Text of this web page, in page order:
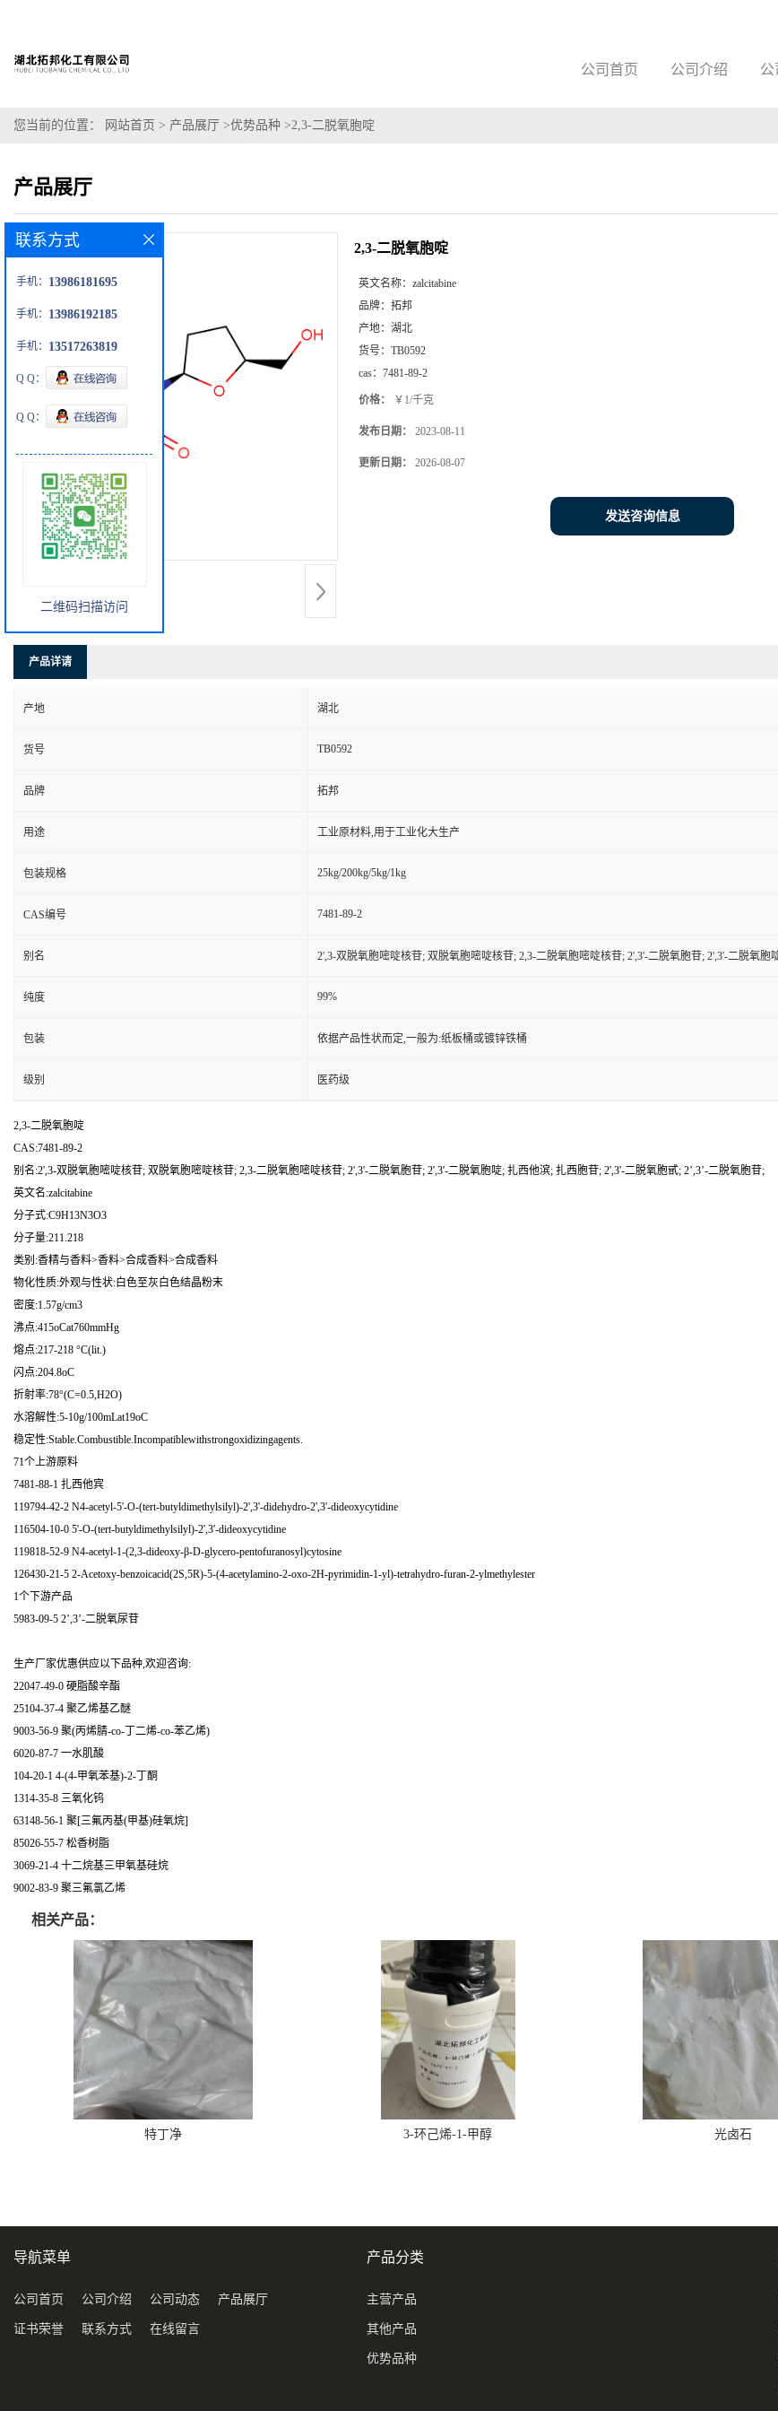
公司首页 公司介绍 公
您当前的位置： 网站首页 > 产品展厅 >优势品种 >2,3-二脱氧胞啶
产品展厅
2,3-二脱氧胞啶
英文名称： zalcitabine
品牌： 拓邦
产地： 湖北
货号： TB0592
cas： 7481-89-2
价格： ￥1/千克
发布日期： 2023-08-11
更新日期： 2026-08-07
发送咨询信息
产品详请
产地 湖北
货号 TB0592
品牌 拓邦
用途 工业原材料,用于工业化大生产
包装规格 25kg/200kg/5kg/1kg
CAS编号 7481-89-2
别名 2',3-双脱氧胞嘧啶核苷; 双脱氧胞嘧啶核苷; 2,3-二脱氧胞嘧啶核苷; 2',3'-二脱氧胞苷; 2',3'-二脱氧胞
纯度 99%
包装 依据产品性状而定,一般为:纸板桶或镀锌铁桶
级别 医药级
2,3-二脱氧胞啶
CAS:7481-89-2
别名:2',3-双脱氧胞嘧啶核苷; 双脱氧胞嘧啶核苷; 2,3-二脱氧胞嘧啶核苷; 2',3'-二脱氧胞苷; 2',3'-二脱氧胞啶; 扎西他滨; 扎西胞苷; 2',3'-二脱氧胞甙; 2’,3’-二脱氧胞苷;
英文名:zalcitabine
分子式:C9H13N3O3
分子量:211.218
类别:香精与香料>香料>合成香料>合成香料
物化性质:外观与性状:白色至灰白色结晶粉末
密度:1.57g/cm3
沸点:415oCat760mmHg
熔点:217-218 °C(lit.)
闪点:204.8oC
折射率:78°(C=0.5,H2O)
水溶解性:5-10g/100mLat19oC
稳定性:Stable.Combustible.Incompatiblewithstrongoxidizingagents.
71个上游原料
7481-88-1 扎西他宾
119794-42-2 N4-acetyl-5'-O-(tert-butyldimethylsilyl)-2',3'-didehydro-2',3'-dideoxycytidine
116504-10-0 5'-O-(tert-butyldimethylsilyl)-2',3'-dideoxycytidine
119818-52-9 N4-acetyl-1-(2,3-dideoxy-β-D-glycero-pentofuranosyl)cytosine
126430-21-5 2-Acetoxy-benzoicacid(2S,5R)-5-(4-acetylamino-2-oxo-2H-pyrimidin-1-yl)-tetrahydro-furan-2-ylmethylester
1个下游产品
5983-09-5 2’,3’-二脱氧尿苷
生产厂家优惠供应以下品种,欢迎咨询:
22047-49-0 硬脂酸辛酯
25104-37-4 聚乙烯基乙醚
9003-56-9 聚(丙烯腈-co-丁二烯-co-苯乙烯)
6020-87-7 一水肌酸
104-20-1 4-(4-甲氧苯基)-2-丁酮
1314-35-8 三氧化钨
63148-56-1 聚[三氟丙基(甲基)硅氧烷]
85026-55-7 松香树脂
3069-21-4 十二烷基三甲氧基硅烷
9002-83-9 聚三氟氯乙烯
相关产品：
特丁净 3-环己烯-1-甲醇 光卤石
联系方式
手机： 13986181695
手机： 13986192185
手机： 13517263819
Q Q：
Q Q：
二维码扫描访问
导航菜单
公司首页 公司介绍 公司动态 产品展厅
证书荣誉 联系方式 在线留言
产品分类
主营产品
其他产品
优势品种